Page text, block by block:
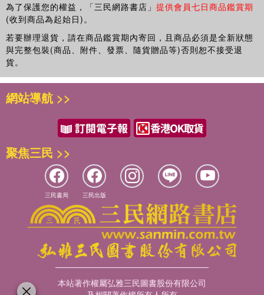
為了保護您的權益，「三民網路書店」 提供會員七日商品鑑賞期
(收到商品為起始日)。
若要辦理退貨，請在商品鑑賞期內寄回，且商品必須是全新狀態
與完整包裝(商品、附件、發票、隨貨贈品等)否則恕不接受退
貨。
網站導航 >>
聚焦三民 >>
三民書局 三民出版
本站著作權屬弘雅三民圖書股份有限公司